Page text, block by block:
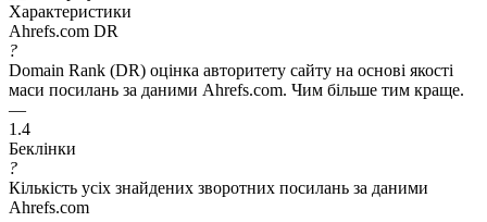
Характеристики
Ahrefs.com DR
?
Domain Rank (DR) оцінка авторитету сайту на основі якості
маси посилань за даними Ahrefs.com. Чим більше тим краще.
—
1.4
Беклінки
?
Кількість усіх знайдених зворотних посилань за даними
Ahrefs.com